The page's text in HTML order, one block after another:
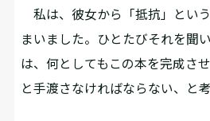
私は、彼女から「抵抗」とい
まいました。ひとたびそれを聞
は、何としてもこの本を完成さ
と手渡さなければならない、と